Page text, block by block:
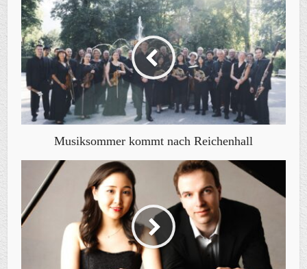
Musiksommer kommt nach Reichenhall